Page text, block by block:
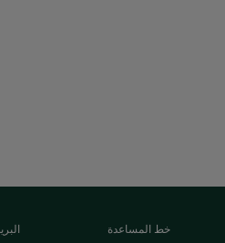
خط المساعدة